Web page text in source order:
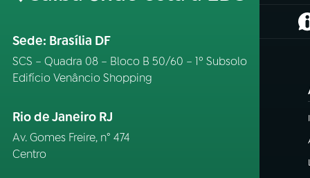
Sede: Brasília DF
SCS – Quadra 08 – Bloco B 50/60 – 1º Subsolo
Edifício Venâncio Shopping
Rio de Janeiro RJ
Av. Gomes Freire, n° 474
Centro